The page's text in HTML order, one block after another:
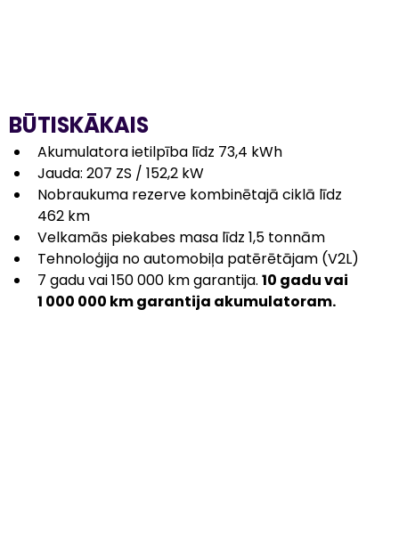
BŪTISKĀKAIS
Akumulatora ietilpība līdz 73,4 kWh
Jauda: 207 ZS / 152,2 kW
Nobraukuma rezerve kombinētajā ciklā līdz
462 km
Velkamās piekabes masa līdz 1,5 tonnām
Tehnoloģija no automobiļa patērētājam (V2L)
7 gadu vai 150 000 km garantija. 10 gadu vai
1 000 000 km garantija akumulatoram.